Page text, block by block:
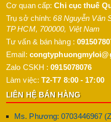
Cơ quan cấp:Chi cục thuế
Trụ sở chính:68 Nguyễn Văn
TP HCM, 700000, Việt Nam
Tư vấn & bán hàng :
Email:
Zalo CSKH :0915078076
Làm việc: T2-T7 8:00 - 17:00
LIÊN HỆ BÁN HÀNG
Ms. Phương: 0703446967